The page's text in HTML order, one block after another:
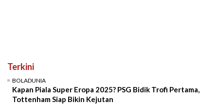
Terkini
BOLADUNIA
Kapan Piala Super Eropa 2025? PSG Bidik Trofi Pertama,
Tottenham Siap Bikin Kejutan